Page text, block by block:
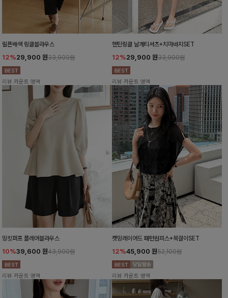
릴픈배색 링클블라우스
12%29,900 원33,900원
리뷰 카운트 영역
헨틴링클 날개티셔츠+치마바지SET
12%29,900 원33,900원
리뷰 카운트 영역
밍킷퍼프 플레어블라우스
10%39,600 원43,900원
리뷰 카운트 영역
캣밍레이어드 패턴원피스+목걸이SET
12%45,900 원52,100원
리뷰 카운트 영역